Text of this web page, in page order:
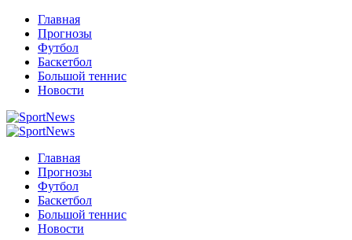
Перейти
содержимому
Главная
Прогнозы
Футбол
Баскетбол
Большой теннис
Новости
Primary
Главная
Прогнозы
Футбол
Баскетбол
Большой теннис
Новости